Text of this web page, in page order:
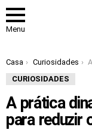
Menu
Você está aqui:
Casa Curiosidades
A
CURIOSIDADES
A prática
para reduzir